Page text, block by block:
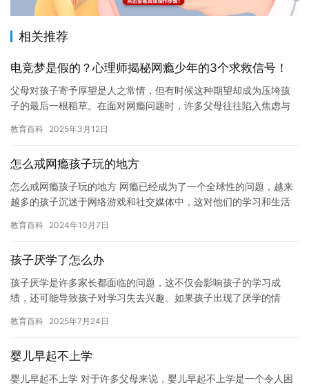
相关推荐
电竞梦是假的？心理师揭秘网瘾少年的3个求救信号！
父母对孩子寄予厚望是人之常情，但有时候这种期望却成为压垮孩
子的最后一根稻草。在面对网瘾问题时，许多父母往往陷入焦虑与
的兴趣…
教育百科 2025年3月12日
怎么戒网瘾孩子玩的地方
怎么戒网瘾孩子玩的地方 网瘾已经成为了一个全球性的问题，越来
越多的孩子沉迷于网络游戏和社交媒体中，这对他们的学习和生活
个适…
教育百科 2024年10月7日
孩子厌学了怎么办
孩子厌学是许多家长都面临的问题，这不仅会影响孩子的学习成
绩，还可能导致孩子对学习失去兴趣。如果孩子出现了厌学的情
孩子厌学…
教育百科 2025年7月24日
婴儿早起不上学
婴儿早起不上学 对于许多父母来说，婴儿早起不上学是一个令人困